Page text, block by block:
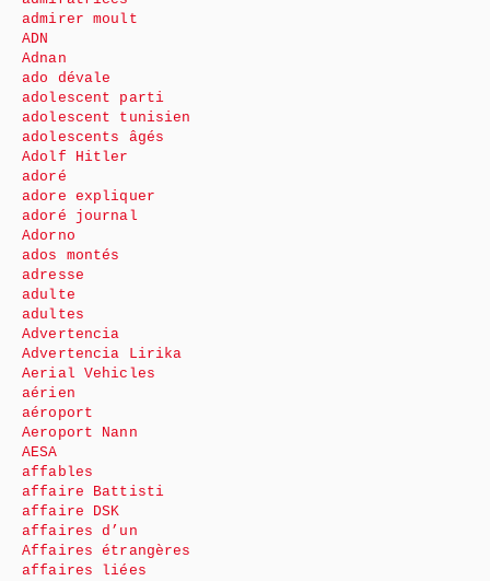
admirer moult
ADN
Adnan
ado dévale
adolescent parti
adolescent tunisien
adolescents âgés
Adolf Hitler
adoré
adore expliquer
adoré journal
Adorno
ados montés
adresse
adulte
adultes
Advertencia
Advertencia Lirika
Aerial Vehicles
aérien
aéroport
Aeroport Nann
AESA
affables
affaire Battisti
affaire DSK
affaires d’un
Affaires étrangères
affaires liées